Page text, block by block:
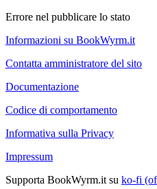
Errore nel pubblicare lo stato
Informazioni su BookWyrm.it
Contatta amministratore del sito
Documentazione
Codice di comportamento
Informativa sulla Privacy
Impressum
Supporta BookWyrm.it su ko-fi